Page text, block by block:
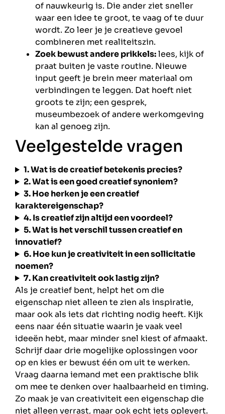
of nauwkeurig is. Die ander ziet sneller
waar een idee te groot, te vaag of te duur
wordt. Zo leer je je creatieve gevoel
combineren met realiteitszin.
Zoek bewust andere prikkels:lees, kijk of
praat buiten je vaste routine. Nieuwe
input geeft je brein meer materiaal om
verbindingen te leggen. Dat hoeft niet
groots te zijn; een gesprek,
museumbezoek of andere werkomgeving
kan al genoeg zijn.
Veelgestelde vragen
1. Wat is de creatief betekenis precies?
2. Wat is een goed creatief synoniem?
3. Hoe herken je een creatief
karaktereigenschap?
4. Is creatief zijn altijd een voordeel?
5. Wat is het verschil tussen creatief en
innovatief?
6. Hoe kun je creativiteit in een sollicitatie
noemen?
7. Kan creativiteit ook lastig zijn?
Als je creatief bent, helpt het om die
eigenschap niet alleen te zien als inspiratie,
maar ook als iets dat richting nodig heeft. Kijk
eens naar één situatie waarin je vaak veel
ideeën hebt, maar minder snel kiest of afmaakt.
Schrijf daar drie mogelijke oplossingen voor
op en kies er bewust één om uit te werken.
Vraag daarna iemand met een praktische blik
om mee te denken over haalbaarheid en timing.
Zo maak je van creativiteit een eigenschap die
niet alleen verrast, maar ook echt iets oplevert.